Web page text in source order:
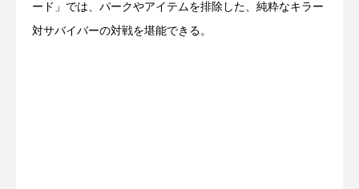
ード」では、パークやアイテムを排除した、純粋なキラー
対サバイバーの対戦を堪能できる。